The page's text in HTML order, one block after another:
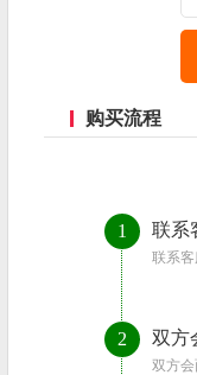
购买流程
1 联系
联系
2 双方
双方